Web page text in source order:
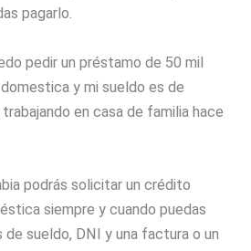
pagarlo.
pedir un préstamo de 50 mil
y mi sueldo es de
en casa de familia hace
podrás solicitar un crédito
siempre y cuando puedas
sueldo, DNI y una factura o un